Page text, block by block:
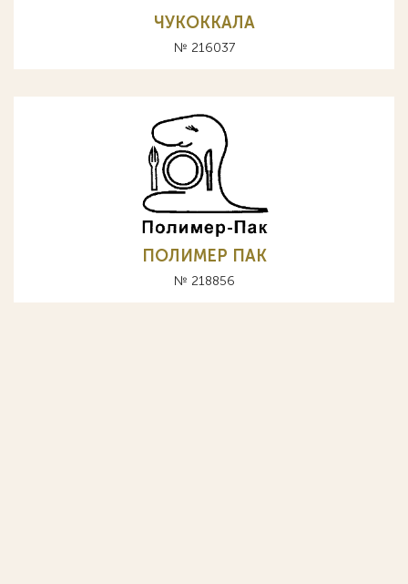
ЧУКОККАЛА
№ 216037
ПОЛИМЕР ПАК
№ 218856